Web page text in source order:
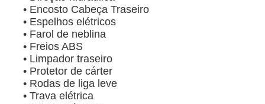
• Encosto Cabeça Traseiro
• Espelhos elétricos
• Farol de neblina
• Freios ABS
• Limpador traseiro
• Protetor de cárter
• Rodas de liga leve
• Trava elétrica